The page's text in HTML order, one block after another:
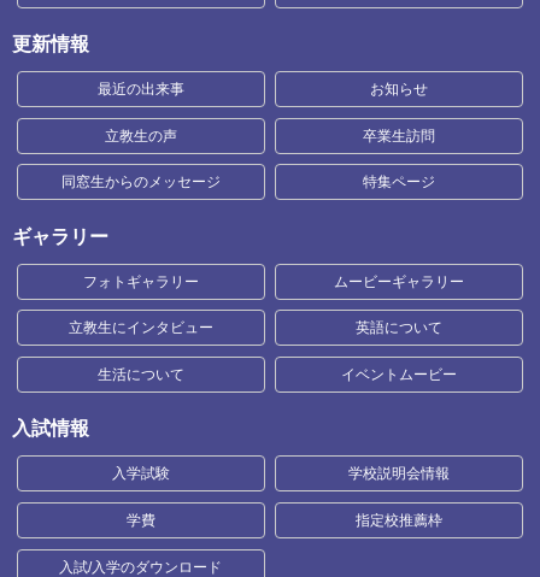
更新情報
最近の出来事 お知らせ
立教生の声 卒業生訪問
同窓生からのメッセージ 特集ページ
ギャラリー
フォトギャラリー ムービーギャラリー
立教生にインタビュー 英語について
生活について イベントムービー
入試情報
入学試験 学校説明会情報
学費 指定校推薦枠
入試/入学のダウンロード